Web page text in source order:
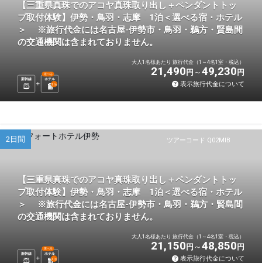
【三重県真珠でのアコヤ真珠取り出し＋ペンダントトッ
プ取付体験】伊勢・鳥羽・志摩 1泊＜選べる宿・ホテル
＞ ※旅行代金には名古屋-伊勢市・鳥羽・鵜方・賢島間
の交通機関は含まれておりません。
新幹線 ホテル
選べる
1 泊
大人1名様あたり 旅行代金（1～4名1室・税込）
21,490 円 49,230 円
表示旅行代金について
ツアーコード Q02MIB
2日間
【三重県真珠でのアコヤ真珠取り出し＋ペンダントトッ
プ取付体験】伊勢・鳥羽・志摩 1泊＜選べる宿・ホテル
＞ ※旅行代金には名古屋-伊勢市・鳥羽・鵜方・賢島間
の交通機関は含まれておりません。
新幹線 ホテル
選べる
1 泊
大人1名様あたり 旅行代金（1～4名1室・税込）
21,150 円 48,850 円
表示旅行代金について